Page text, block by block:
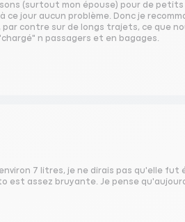
(surtout mon épouse) pour de
jour aucun problème. Donc je
contre sur de longs trajets, ce que
n passagers et en bagages.
7 litres, je ne dirais pas qu'elle fut
assez bruyante. Je pense